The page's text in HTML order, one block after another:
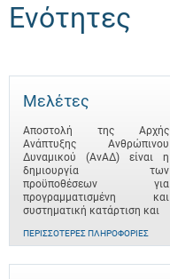
Ενότητες
Μελέτες
Αποστολή της Αρχής
Ανάπτυξης Ανθρώπινου
Δυναμικού (ΑνΑΔ) είναι η
δημιουργία των
προϋποθέσεων για
προγραμματισμένη και
συστηματική κατάρτιση και
ΠΕΡΙΣΣΌΤΕΡΕΣ ΠΛΗΡΟΦΟΡΊΕΣ